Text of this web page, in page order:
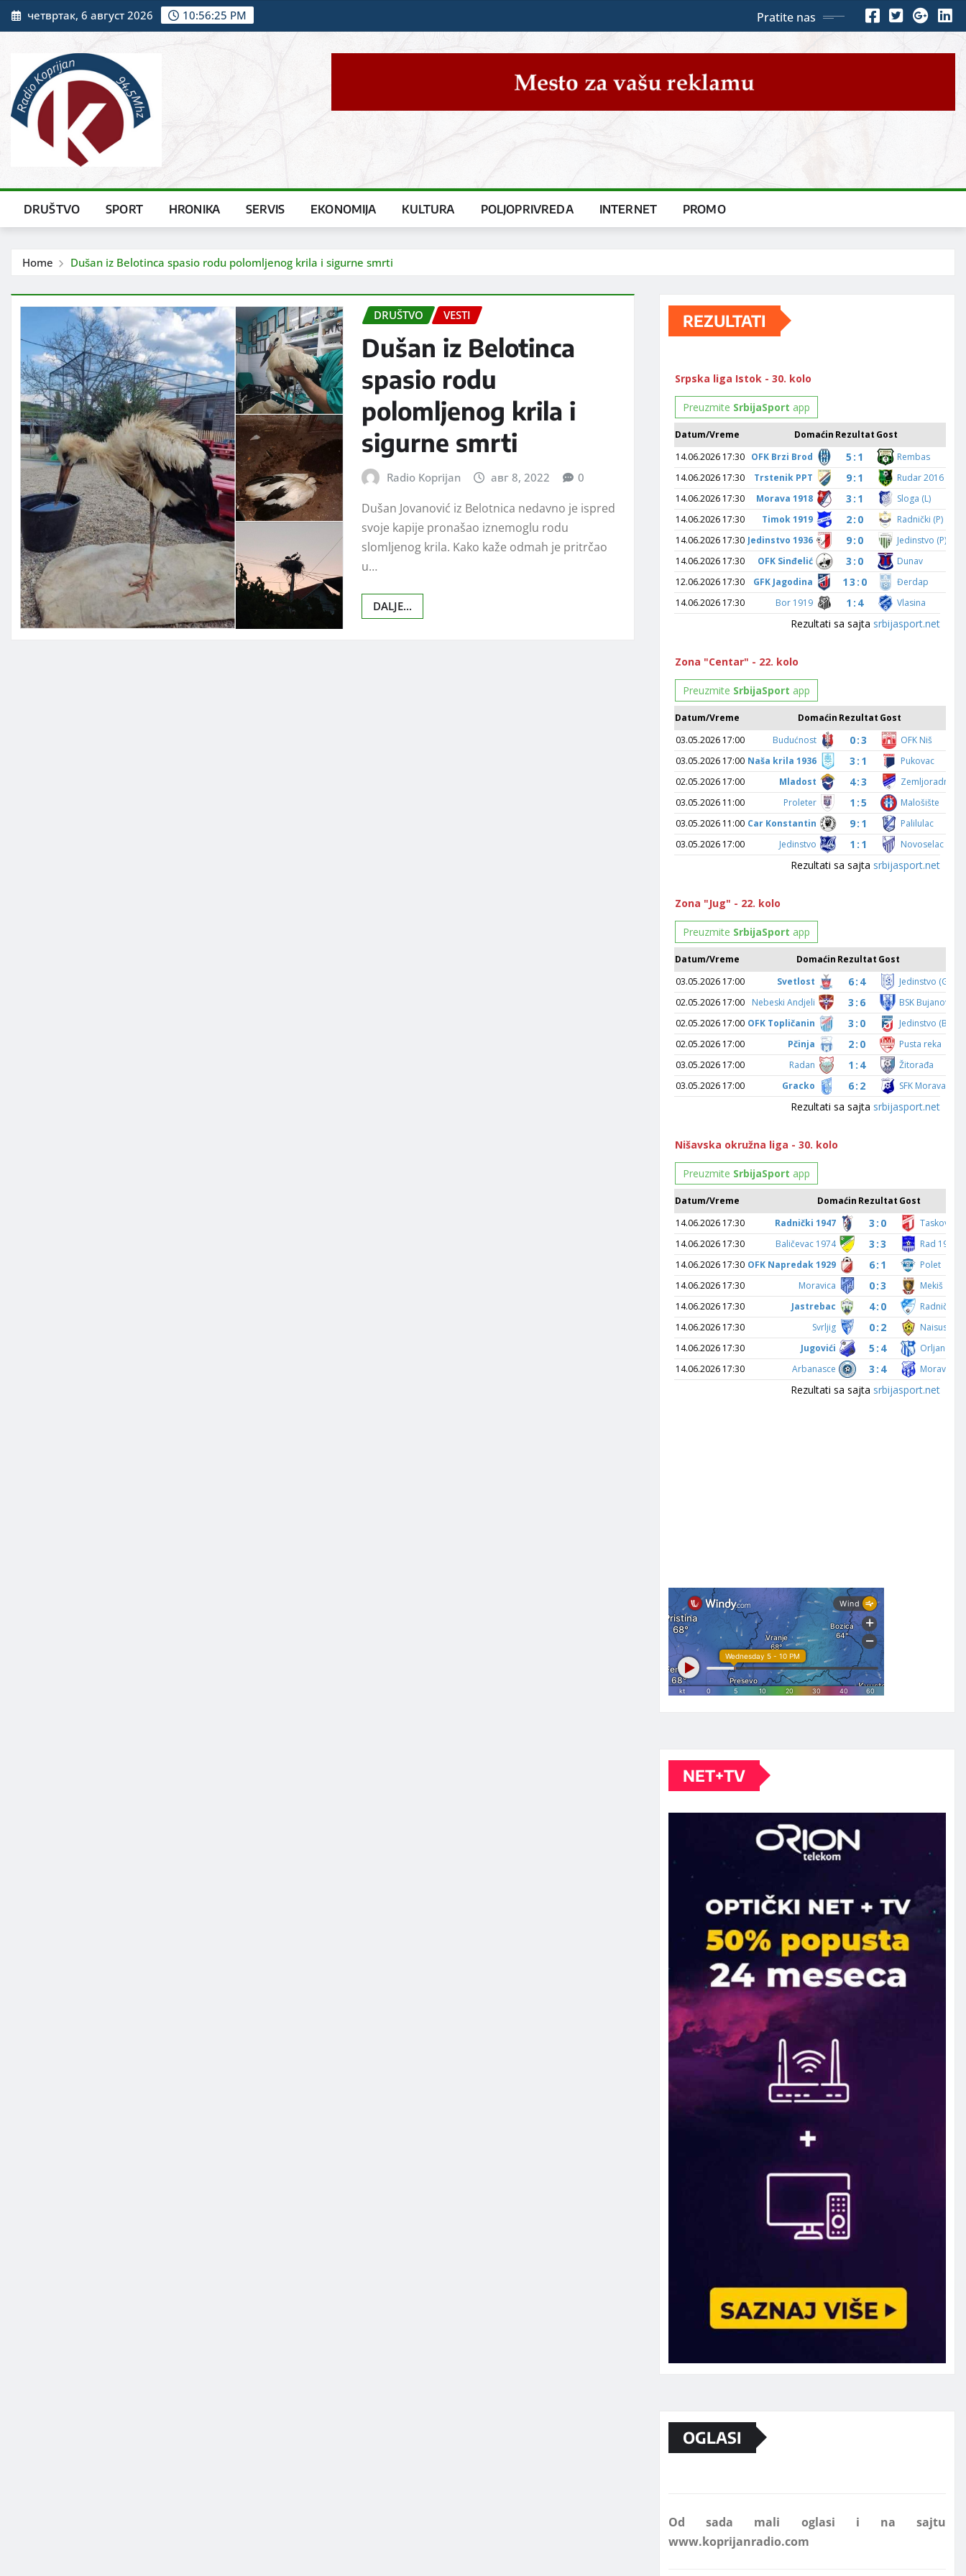
Skip
to
четвртак, 6 август 2026 10:56:26 PM Pratite nas
DRUŠTVO SPORT HRONIKA SERVIS EKONOMIJA KULTURA POLJOPRIVREDA INTERNET PROMO
Home Dušan iz Belotinca spasio rodu polomljenog krila i sigurne smrti
DRUŠTVO VESTI
Dušan iz Belotinca
spasio rodu
polomljenog krila i
sigurne smrti
Radio Koprijan авг 8, 2022 0
Dušan Jovanović iz Belotnica nedavno je ispred
svoje kapije pronašao iznemoglu rodu
slomljenog krila. Kako kaže odmah je pritrčao
u…
DALJE...
REZULTATI
NET+TV
OGLASI
Marketing telefon 062 463 002
www.koprijanradio.com